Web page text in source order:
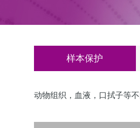
样本保护
动物组织，血液，口拭子等